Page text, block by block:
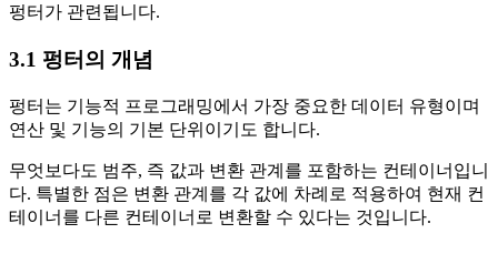
펑터가 관련됩니다.
3.1 펑터의 개념
펑터는 기능적 프로그래밍에서 가장 중요한 데이터 유형이며
연산 및 기능의 기본 단위이기도 합니다.
무엇보다도 범주, 즉 값과 변환 관계를 포함하는 컨테이너입니
다. 특별한 점은 변환 관계를 각 값에 차례로 적용하여 현재 컨
테이너를 다른 컨테이너로 변환할 수 있다는 것입니다.